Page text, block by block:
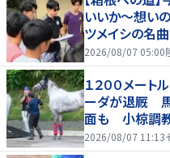
いいか～想い
ツメイシの名
を引っ張る…夏
2026/08/07 05:00
１２００メート
ーダが退厩
面も 小椋調教
2026/08/07 11:13